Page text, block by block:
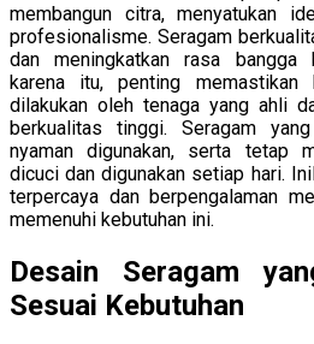
membangun citra, menyatukan
profesionalisme. Seragam
dan meningkatkan rasa bangga
karena itu, penting memastikan
dilakukan oleh tenaga yang ahli
berkualitas tinggi. Seragam
nyaman digunakan, serta tetap
dicuci dan digunakan setiap hari.
terpercaya dan berpengalaman
memenuhi kebutuhan ini.
Desain Seragam
Sesuai Kebutuhan